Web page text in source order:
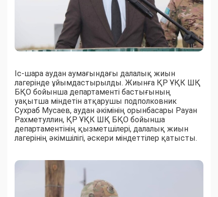
Іс-шара аудан аумағындағы далалық жиын
лагерінде ұйымдастырылды. Жиынға ҚР ҰҚК ШҚ
БҚО бойынша департаменті бастығының
уақытша міндетін атқарушы подполковник
Сухраб Мусаев, аудан әкімінің орынбасары Рауан
Рахметуллин, ҚР ҰҚК ШҚ БҚО бойынша
департаментінің қызметшілері, далалық жиын
лагерінің әкімшілігі, әскери міндеттілер қатысты.